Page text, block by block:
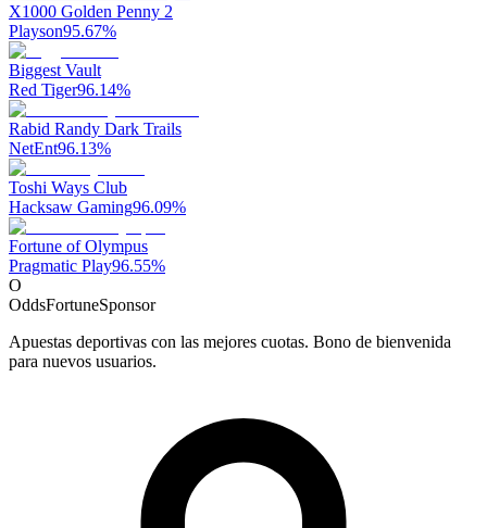
X1000 Golden Penny 2
Playson95.67%
Biggest Vault
Red Tiger96.14%
Rabid Randy Dark Trails
NetEnt96.13%
Toshi Ways Club
Hacksaw Gaming96.09%
Fortune of Olympus
Pragmatic Play96.55%
O
OddsFortuneSponsor
Apuestas deportivas con las mejores cuotas. Bono de bienvenida
para nuevos usuarios.